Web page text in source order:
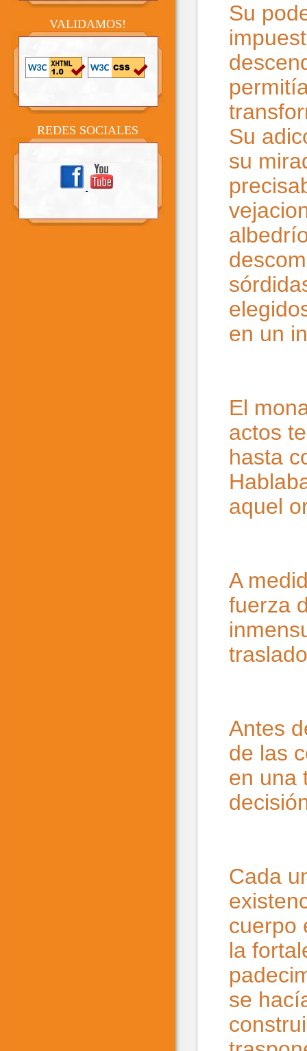
VALIDAMOS!
REDES SOCIALES
Su
Su
su
en un
El
actos
hasta
aquel
A
fuerza
Antes
de las
en una
Cada
cuerpo
la
se